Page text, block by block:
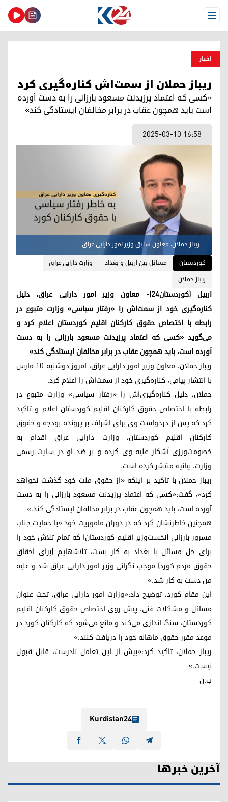
Open Menu
اخبار
ریباز حملان از سمت‌اش کناره‌گیری کرد
«کسی که اعتماد پرزیدنت مسعود بارزانی را به دست آورده
است باید همچون عقاب در برابر مخالفان ایستادگی کند»
2025-03-10 16:58
ریباز حملان، معاون سابق وزیر امور دارایی عراق
کوردستان
مسائل بین اربیل و بغداد
وزارت دارایی عراق
ریباز حملان
اربیل (کوردستان٢٤)- معاون وزیر امور دارایی عراق، دلیل
کناره‌گیری خود از سمت‌اش را «رفتار سیاسی» وزارت متبوع در
رابطه با اختصاص حقوق کارکنان اقلیم کوردستان اعلام کرد و
می‌گوید «کسی که اعتماد پرزیدنت مسعود بارزانی را به دست
آورده است، باید همچون عقاب در برابر مخالفان ایستادگی کند»
ریباز حملان، معاون وزیر امور دارایی عراق، امروز دوشنبه ۱۰ مارس
با انتشار پیامی، کناره‌گیری خود از سمت‌اش را اعلام کرد.
حملان،‌ دلیل کناره‌گیری‌اش را «رفتار سیاسی» وزارت متبوع در
رابطه با اختصاص حقوق کارکنان اقلیم کوردستان اعلام و تاکید
کرد که پس از درخواست وی برای اشراف بر پرونده بودجه و حقوق
کارکنان اقلیم کوردستان، وزارت دارایی عراق اقدام به
خصومت‌ورزی آشکار علیه وی کرده و بر ضد او در سایت رسمی
وزارت، بیانیه منتشر کرده است.
ریباز حملان با تاکید بر اینکه «از حقوق ملت خود گذشت نخواهد
کرد»، گفت:«کسی که اعتماد پرزیدنت مسعود بارزانی را به دست
آورده است، باید همچون عقاب در برابر مخالفان ایستادگی کند.»
همچنین خاطرنشان کرد که در دوران ماموریت خود «با حمایت جناب
مسرور بارزانی (نخست‌وزیر اقلیم کوردستان) که تمام تلاش خود را
برای حل مسائل با بغداد به کار بست، تلاشهایم (برای احقاق
حقوق مردم کورد) موجب نگرانی وزیر امور دارایی عراق شد و علیه
من دست به کار شد.»
این مقام کورد، توضیح داد:«وزارت امور دارایی عراق، تحت عنوان
مسائل و مشکلات فنی، پیش روی اختصاص حقوق کارکنان اقلیم
کوردستان، سنگ اندازی می‌کند و مانع می‌شود که کارکنان کورد در
موعد مقرر حقوق ماهانه خود را دریافت کنند.»
ریباز حملان، تاکید کرد:«بیش از این تعامل نادرست، قابل قبول
نیست.»
ب.ن
Kurdistan24
آخرین خبرها